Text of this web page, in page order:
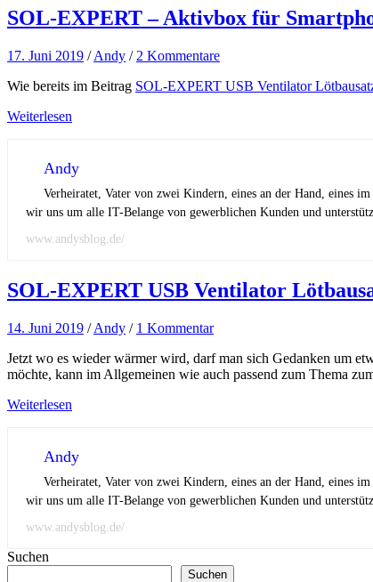
SOL-EXPERT – Aktivbox für
17. Juni 2019 /Andy / 2 Kommentare
Wie bereits im Beitrag SOL-EXPERT USB Ventilator
Weiterlesen
Andy
Verheiratet, Vater von zwei Kindern, eines an der Hand, eines
wir uns um alle IT-Belange von gewerblichen Kunden und
www.andysblog.de/
SOL-EXPERT USB Ventilator
14. Juni 2019 /Andy / 1 Kommentar
Jetzt wo es wieder wärmer wird, darf man sich Gedanken um
möchte, kann im Allgemeinen wie auch passend zum Thema
Weiterlesen
Andy
Verheiratet, Vater von zwei Kindern, eines an der Hand, eines
wir uns um alle IT-Belange von gewerblichen Kunden und
www.andysblog.de/
Suchen
Suchen